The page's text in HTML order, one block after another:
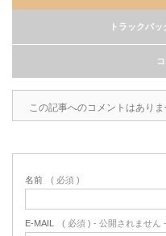
トラックバッ
この記事へのコメントはありま
名前 ( 必須 )
E-MAIL ( 必須 ) - 公開されません -